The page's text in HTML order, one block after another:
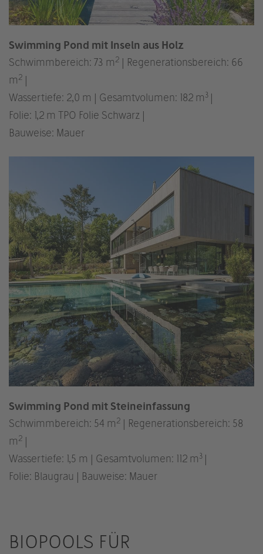
Swimming Pond mit Inseln aus Holz
Schwimmbereich: 73 m2 | Regenerationsbereich: 66
m2 |
Wassertiefe: 2,0 m | Gesamtvolumen: 182 m3 |
Folie: 1,2 m TPO Folie Schwarz |
Bauweise: Mauer
Swimming Pond mit Steineinfassung
Schwimmbereich: 54 m2 | Regenerationsbereich: 58
m2 |
Wassertiefe: 1,5 m | Gesamtvolumen: 112 m3 |
Folie: Blaugrau | Bauweise: Mauer
BIOPOOLS FÜR